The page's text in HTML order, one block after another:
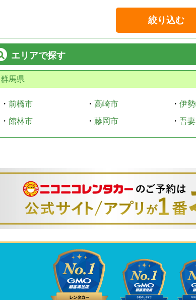
絞り込む
エリアで探す
群馬県
・ 前橋市 ・ 高崎市 ・ 伊
・ 館林市 ・ 藤岡市 ・ 吾